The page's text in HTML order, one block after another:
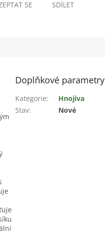
SE SDÍLET
Doplňkové parametry
Kategorie:
Hnojiva
Stav: Nové